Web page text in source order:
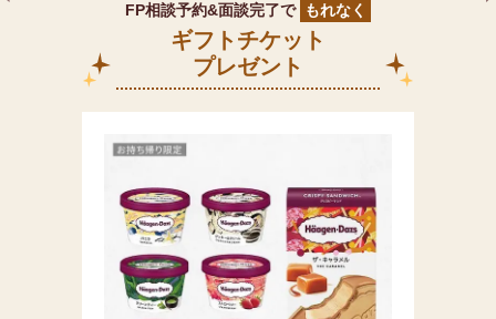
FP相談予約&面談完了で もれなく
ギフトチケット
プレゼント